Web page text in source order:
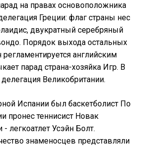
на правах основоположника
Греции: флаг страны нес
двукратный серебряный
Порядок выхода остальных
английским
парад страна-хозяйка Игр. В
Великобритании.
Испании был баскетболист По
пронес теннисист Новак
легкоатлет Усэйн Болт.
знаменосцев представляли